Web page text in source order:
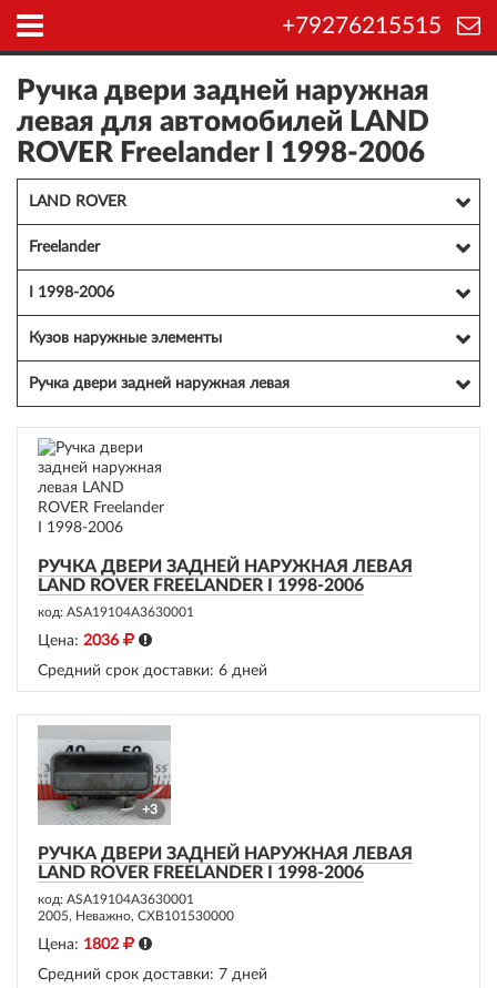
+79276215515
Ручка двери задней наружная
левая для автомобилей LAND
ROVER Freelander I 1998-2006
LAND ROVER
Freelander
I 1998-2006
Кузов наружные элементы
Ручка двери задней наружная левая
РУЧКА ДВЕРИ ЗАДНЕЙ НАРУЖНАЯ ЛЕВАЯ
LAND ROVER FREELANDER I 1998-2006
код: ASA19104A3630001
Цена: 2036
Средний срок доставки: 6 дней
+3
РУЧКА ДВЕРИ ЗАДНЕЙ НАРУЖНАЯ ЛЕВАЯ
LAND ROVER FREELANDER I 1998-2006
код: ASA19104A3630001
2005, Неважно, CXB101530000
Цена: 1802
Средний срок доставки: 7 дней